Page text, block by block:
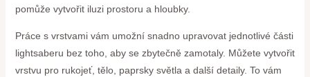
pomůže vytvořit iluzi prostoru a hloubky.
Práce s vrstvami vám umožní snadno upravovat jednotlivé části
lightsaberu bez toho, aby se zbytečně zamotaly. Můžete vytvořit
vrstvu pro rukojeť, tělo, paprsky světla a další detaily. To vám